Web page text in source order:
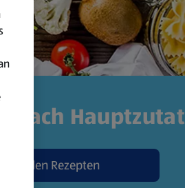
nach Hauptzutat
Zu den Rezepten